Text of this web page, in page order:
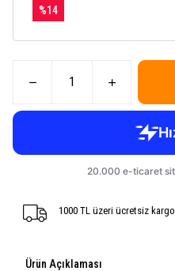
%14
1000 TL üzeri ücretsiz kargo
Ürün Açıklaması